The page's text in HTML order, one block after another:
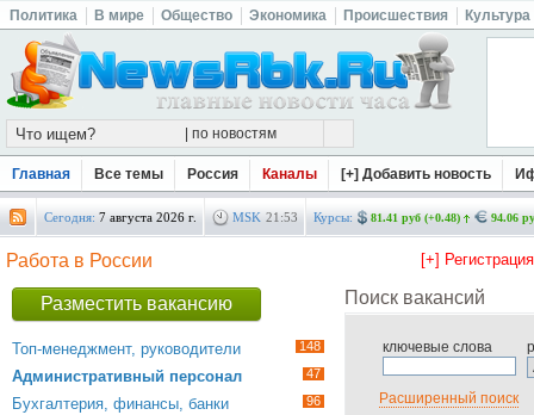
Политика В мире Общество Экономика Происшествия Культура
Главная Все темы Россия Каналы [+] Добавить новость
Сегодня: 7 августа 2026 г. MSK 21 :53 Курсы: 81.41 руб (+0.48) 94.06
[+]
Работа в России
Разместить вакансию
Топ-менеджмент, руководители 148
Административный персонал 47
Бухгалтерия, финансы, банки 96
Поиск вакансий
ключевые слова
Расширенный поиск